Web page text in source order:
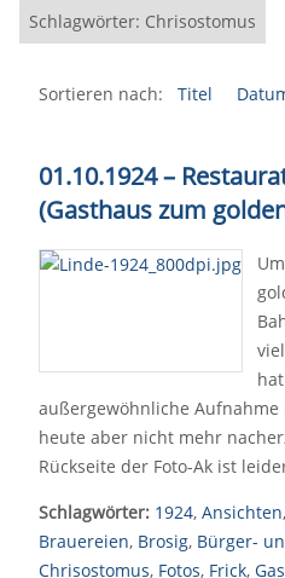
Schlagwörter: Chrisostomus
Sortieren nach: Titel
01.10.1924–
(Gasthaus zum
außergewöhnliche
heute aber nicht mehr
Rückseite der Foto-Ak ist
Schlagwörter: 1924, Ansichten,
Brauereien, Brosig, Bürger-
Chrisostomus, Fotos, Frick,